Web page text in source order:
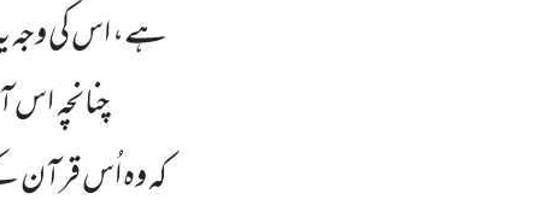
ہے، اس کی وجہ
کہ وہ اُس قرآن